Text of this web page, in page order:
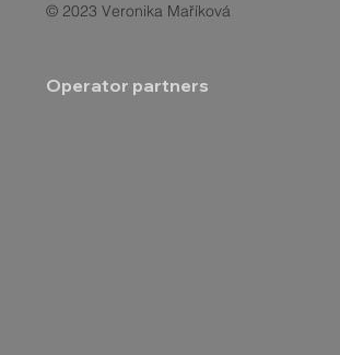
© 2023 Veronika Maříková
Operator partners